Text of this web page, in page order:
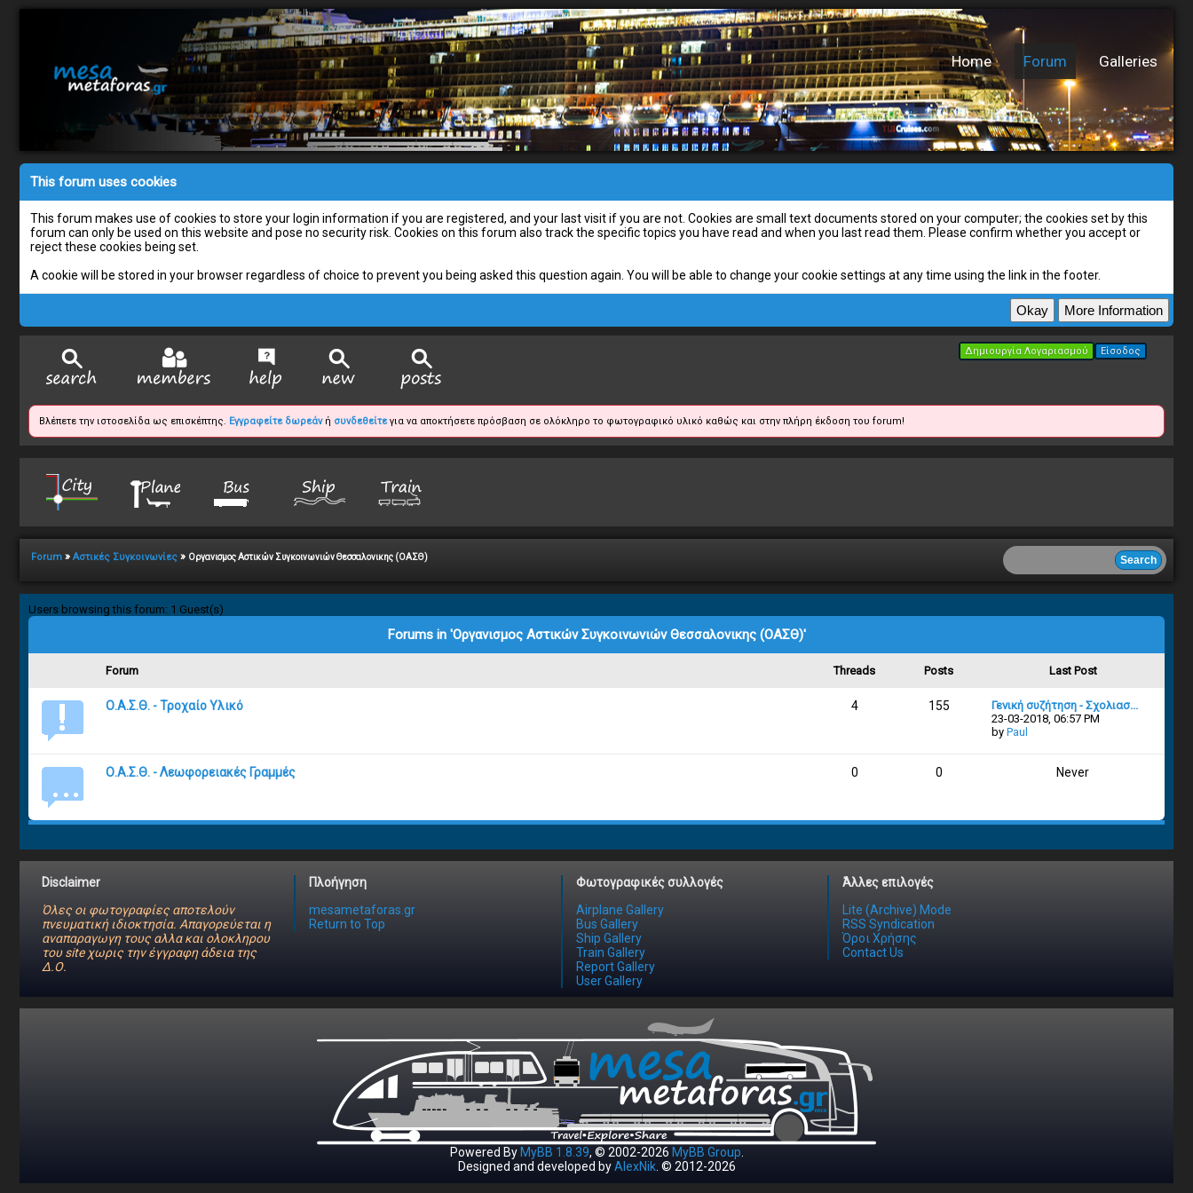
Home Forum Galleries
This forum uses cookies
This forum makes use of cookies to store your login information if you are registered, and your last visit if you are not. Cookies are small text documents stored on your computer; the cookies set by this
forum can only be used on this website and pose no security risk. Cookies on this forum also track the specific topics you have read and when you last read them. Please confirm whether you accept or
reject these cookies being set.
A cookie will be stored in your browser regardless of choice to prevent you being asked this question again. You will be able to change your cookie settings at any time using the link in the footer.
Δημιουργία Λογαριασμού Είσοδος
Βλέπετε την ιστοσελίδα ως επισκέπτης. Εγγραφείτε δωρεάνή συνδεθείτεγια να αποκτήσετε πρόσβαση σε ολόκληρο το φωτογραφικό υλικό καθώς και στην πλήρη έκδοση του forum!
Forum » Αστικές Συγκοινωνίες » Οργανισμος Αστικών Συγκοινωνιών Θεσσαλονικης (ΟΑΣΘ)
Users browsing this forum: 1 Guest(s)
Forums in 'Οργανισμος Αστικών Συγκοινωνιών Θεσσαλονικης (ΟΑΣΘ)'
Forum Threads Posts Last Post
Ο.Α.Σ.Θ. - Τροχαίο Υλικό 4 155
Γενική συζήτηση - Σχολιασ...
23-03-2018, 06:57 PM
by Paul
Ο.Α.Σ.Θ. - Λεωφορειακές Γραμμές 0 0 Never
Disclaimer
Όλες οι φωτογραφίες αποτελούν
πνευματική ιδιοκτησία. Απαγορεύεται η
αναπαραγωγη τους αλλα και ολοκληρου
του site χωρις την έγγραφη άδεια της
Δ.Ο.
Πλοήγηση
mesametaforas.gr
Return to Top
Φωτογραφικές συλλογές
Airplane Gallery
Bus Gallery
Ship Gallery
Train Gallery
Report Gallery
User Gallery
Άλλες επιλογές
Lite (Archive) Mode
RSS Syndication
Όροι Χρήσης
Contact Us
Powered By MyBB 1.8.39, © 2002-2026 MyBB Group
Designed and developed byAlexNik. © 2012-2026